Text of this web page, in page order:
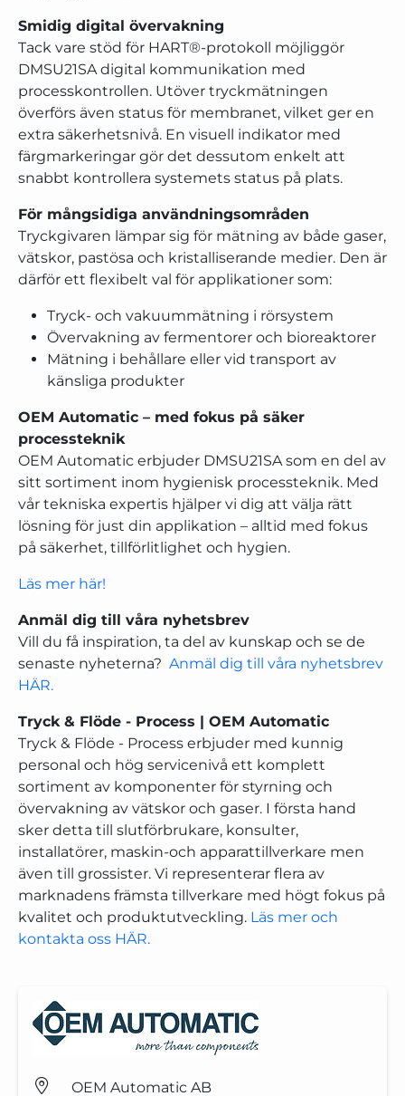
Smidig digital övervakning
Tack vare stöd för HART®-protokoll möjliggör
DMSU21SA digital kommunikation med
processkontrollen. Utöver tryckmätningen
överförs även status för membranet, vilket ger en
extra säkerhetsnivå. En visuell indikator med
färgmarkeringar gör det dessutom enkelt att
snabbt kontrollera systemets status på plats.
För mångsidiga användningsområden
Tryckgivaren lämpar sig för mätning av både gaser,
vätskor, pastösa och kristalliserande medier. Den är
därför ett flexibelt val för applikationer som:
Tryck- och vakuummätning i rörsystem
Övervakning av fermentorer och bioreaktorer
Mätning i behållare eller vid transport av
känsliga produkter
OEM Automatic – med fokus på säker
processteknik
OEM Automatic erbjuder DMSU21SA som en del av
sitt sortiment inom hygienisk processteknik. Med
vår tekniska expertis hjälper vi dig att välja rätt
lösning för just din applikation – alltid med fokus
på säkerhet, tillförlitlighet och hygien.
Läs mer här!
Anmäl dig till våra nyhetsbrev
Vill du få inspiration, ta del av kunskap och se de
senaste nyheterna? Anmäl dig till våra nyhetsbrev
HÄR.
Tryck & Flöde - Process | OEM Automatic
Tryck & Flöde - Process erbjuder med kunnig
personal och hög servicenivå ett komplett
sortiment av komponenter för styrning och
övervakning av vätskor och gaser. I första hand
sker detta till slutförbrukare, konsulter,
installatörer, maskin-och apparattillverkare men
även till grossister. Vi representerar flera av
marknadens främsta tillverkare med högt fokus på
kvalitet och produktutveckling. Läs mer och
kontakta oss HÄR.
OEM Automatic AB